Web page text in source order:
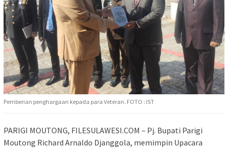
Pemberian penghargaan kepada para Veteran. FOTO : IST
PARIGI MOUTONG, FILESULAWESI.COM – Pj. Bupati Parigi
Moutong Richard Arnaldo Djanggola, memimpin Upacara